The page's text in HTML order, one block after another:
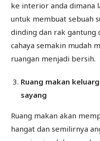
ke interior anda dimana
untuk membuat sebuah
dinding dan rak gantung
cahaya semakin mudah
ruangan menjadi bersih.
Ruang makan
sayang
Ruang makan akan
hangat dan semilirnya